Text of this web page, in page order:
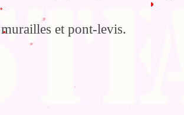
et pont-levis.